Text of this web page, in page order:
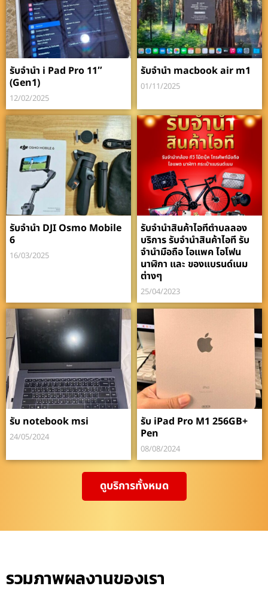
รับจำนำ i Pad Pro 11″
(Gen1)
12/02/2025
รับจำนำ macbook air m1
01/11/2025
รับจำนำ DJI Osmo Mobile
6
16/03/2025
รับจำนำสินค้าไอทีตำบลลอง
บริการ รับจำนำสินค้าไอที รับ
จำนำมือถือ ไอแพค ไอโฟน
นาฬิกา และ ของแบรนด์เนม
ต่างๆ
25/04/2023
รับ notebook msi
24/05/2024
รับ iPad Pro M1 256GB+
Pen
08/08/2024
ดูบริการทั้งหมด
รวมภาพผลงานของเรา